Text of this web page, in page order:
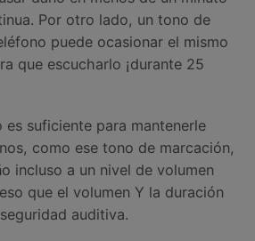
Por otro lado, un tono de
puede ocasionar el mismo
que escucharlo ¡durante 25
es suficiente para mantenerle
como ese tono de marcación,
incluso a un nivel de volumen
que el volumen Y la duración
auditiva.